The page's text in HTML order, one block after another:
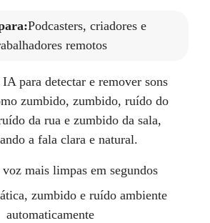
Podcasters, criadores e
remotos
para detectar e remover sons
zumbido, zumbido, ruído do
da rua e zumbido da sala,
a fala clara e natural.
voz mais limpas em segundos
zumbido e ruído ambiente
automaticamente